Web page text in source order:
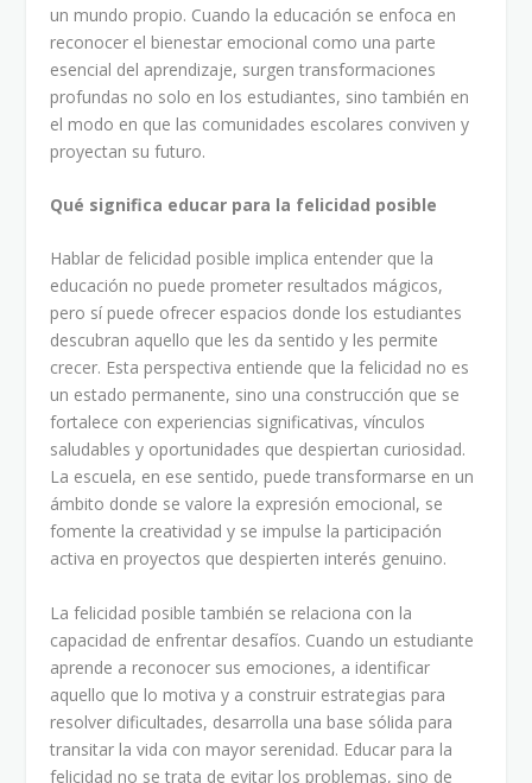
un mundo propio. Cuando la educación se enfoca en
reconocer el bienestar emocional como una parte
esencial del aprendizaje, surgen transformaciones
profundas no solo en los estudiantes, sino también en
el modo en que las comunidades escolares conviven y
proyectan su futuro.
Qué significa educar para la felicidad posible
Hablar de felicidad posible implica entender que la
educación no puede prometer resultados mágicos,
pero sí puede ofrecer espacios donde los estudiantes
descubran aquello que les da sentido y les permite
crecer. Esta perspectiva entiende que la felicidad no es
un estado permanente, sino una construcción que se
fortalece con experiencias significativas, vínculos
saludables y oportunidades que despiertan curiosidad.
La escuela, en ese sentido, puede transformarse en un
ámbito donde se valore la expresión emocional, se
fomente la creatividad y se impulse la participación
activa en proyectos que despierten interés genuino.
La felicidad posible también se relaciona con la
capacidad de enfrentar desafíos. Cuando un estudiante
aprende a reconocer sus emociones, a identificar
aquello que lo motiva y a construir estrategias para
resolver dificultades, desarrolla una base sólida para
transitar la vida con mayor serenidad. Educar para la
felicidad no se trata de evitar los problemas, sino de